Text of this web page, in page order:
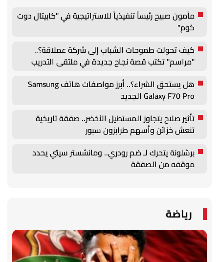
مأمون صبيح رئيساً تنفيذياً للاستراتيجية في "كابيتال دوت
كوم"
كيف تحولت طموحات الشباب إلى شركة عملاقة؟..
"مراسم" تكتب قصة نجاح جديدة في ملتقى التدريب
والتوظيف الزراعي الأول بجامعة دمنهور
هل يستحق الشراء؟.. أبرز مواصفات هاتف Samsung
Galaxy F70 Pro الجديد
تأثير صلاح يتجاوز المستطيل الأخضر.. صفقة تاريخية
تنعش خزائن وأسهم طرابزون سبور
برشلونة يتحرك لـ ضم رودري.. ومانشستر سيتي يحدد
موقفه من الصفقة
رياضة